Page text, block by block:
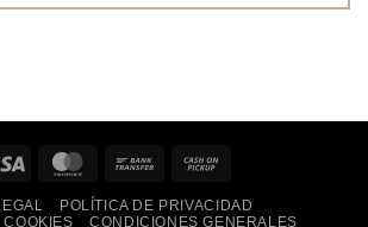
Visa MasterCardBank
Pickup
POLÍTICA DE PRIVACIDAD
COOKIES
CONDICIONES GENERALES